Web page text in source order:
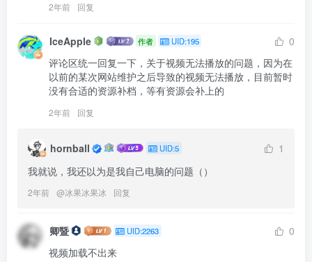
2年前 回复
IceApple 作者 UID:195
0
评论区统一回复一下，关于视频无法播放的问题，因为在
以前的某次网站维护之后导致的视频无法播放，目前暂时
没有合适的资源补档，等有资源会补上的
2年前 回复
hornball UID:5
1
我就说，我还以为是我自己电脑的问题（）
2年前 @冰果冰果冰 回复
卿暨 UID:2263
0
视频加载不出来